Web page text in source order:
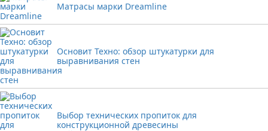
Матрасы марки Dreamline
Основит Техно: обзор штукатурки для
выравнивания стен
Выбор технических пропиток для
конструкционной древесины